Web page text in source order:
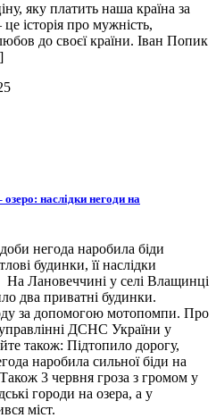
яку платить наша країна за
історія про мужність,
до своєї країни. Іван Попик
озеро: наслідки негоди на
негода наробила біди
будинки, її наслідки
На Лановеччині у селі Влащинці
два приватні будинки.
за допомогою мотопомпи. Про
ДСНС України у
також: Підтопило дорогу,
наробила сильної біди на
3 червня гроза з громом у
городи на озера, а у
міст.